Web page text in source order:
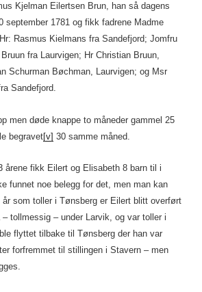
Kjelman Eilertsen Brun, han så dagens
september 1781 og fikk fadrene Madme
Rasmus Kielmans fra Sandefjord; Jomfru
fra Laurvigen; Hr Christian Bruun,
Schurman Bøchman, Laurvigen; og Msr
Sandefjord.
men døde knappe to måneder gammel 25
begravet[v] 30 samme måned.
årene fikk Eilert og Elisabeth 8 barn til i
funnet noe belegg for det, men man kan
som toller i Tønsberg er Eilert blitt overført
tollmessig – under Larvik, og var toller i
flyttet tilbake til Tønsberg der han var
forfremmet til stillingen i Stavern – men